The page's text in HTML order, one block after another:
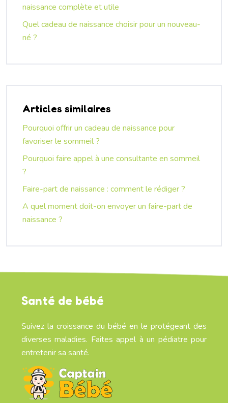
naissance complète et utile
Quel cadeau de naissance choisir pour un nouveau-
né ?
Articles similaires
Pourquoi offrir un cadeau de naissance pour
favoriser le sommeil ?
Pourquoi faire appel à une consultante en sommeil
?
Faire-part de naissance : comment le rédiger ?
A quel moment doit-on envoyer un faire-part de
naissance ?
Santé de bébé
Suivez la croissance du bébé en le protégeant des
diverses maladies. Faites appel à un pédiatre pour
entretenir sa santé.